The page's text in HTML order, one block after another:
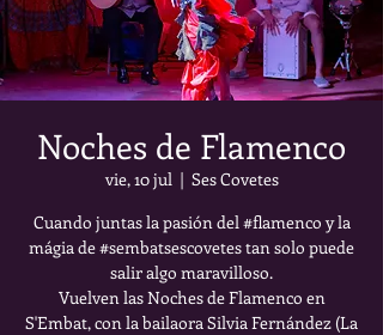
Noches de Flamenco
vie, 10 jul
  |
Ses Covetes
Cuando juntas la pasión del #flamenco y la
mágia de #sembatsescovetes tan solo puede
salir algo maravilloso.
Vuelven las Noches de Flamenco en
S'Embat, con la bailaora Silvia Fernández (La